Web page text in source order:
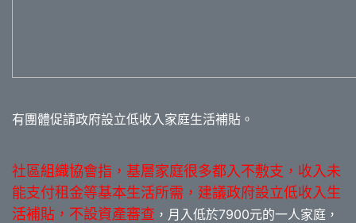
有團體促請政府設立低收入家庭生活補貼。
社區組織協會指，基層家庭很多都入不敷支，收入未
能支付租金等基本生活所需，建議政府設立低收入生
活補貼，不設資產審查 ，月入低於7900元的一人家庭，